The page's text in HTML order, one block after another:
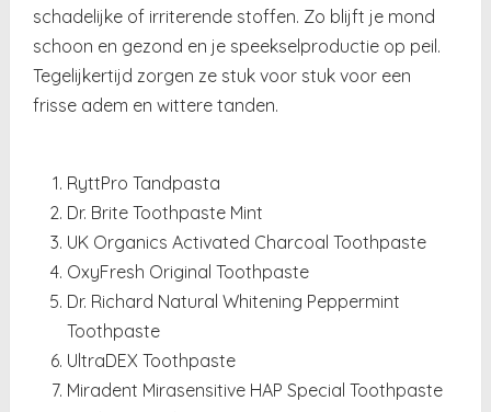
schadelijke of irriterende stoffen. Zo blijft je mond
schoon en gezond en je speekselproductie op peil.
Tegelijkertijd zorgen ze stuk voor stuk voor een
frisse adem en wittere tanden.
RyttPro Tandpasta
Dr. Brite Toothpaste Mint
UK Organics Activated Charcoal Toothpaste
OxyFresh Original Toothpaste
Dr. Richard Natural Whitening Peppermint
Toothpaste
UltraDEX Toothpaste
Miradent Mirasensitive HAP Special Toothpaste